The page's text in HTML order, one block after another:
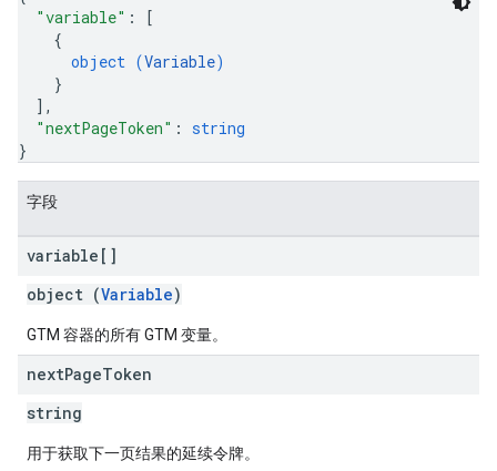
"variable" :
[
{
object (Variable)
}
] ,
"nextPageToken" : string
}
字段
variable[]
object (Variable)
GTM 容器的所有 GTM 变量。
nextPageToken
string
用于获取下一页结果的延续令牌。